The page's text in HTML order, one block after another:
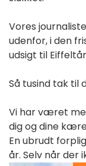
Vores
udenfor, i den
udsigt til
Så tusind tak til
Vi har været
dig og dine
En ubrudt
år. Selv når der